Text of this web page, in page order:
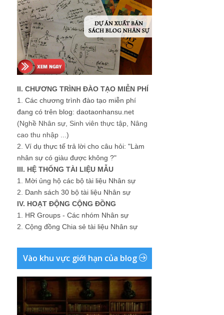
II. CHƯƠNG TRÌNH ĐÀO TẠO MIỄN PHÍ
1. Các chương trình đào tạo miễn phí
đang có trên blog: daotaonhansu.net
(Nghề Nhân sự, Sinh viên thực tập, Nâng
cao thu nhập ...)
2. Ví dụ thực tế trả lời cho câu hỏi: "Làm
nhân sự có giàu được không ?"
III. HỆ THỐNG TÀI LIỆU MẪU
1. Mời ủng hộ các bộ tài liệu Nhân sự
2. Danh sách 30 bộ tài liệu Nhân sự
IV. HOẠT ĐỘNG CỘNG ĐỒNG
1. HR Groups - Các nhóm Nhân sự
2. Cộng đồng Chia sẻ tài liệu Nhân sự
Vào khu vực giới hạn của blog